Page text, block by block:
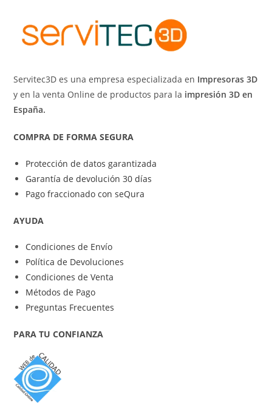
Servitec3D es una empresa especializada en Impresoras 3D
y en la venta Online de productos para la impresión 3D en
España.
COMPRA DE FORMA SEGURA
Protección de datos garantizada
Garantía de devolución 30 días
Pago fraccionado con seQura
AYUDA
Condiciones de Envío
Política de Devoluciones
Condiciones de Venta
Métodos de Pago
Preguntas Frecuentes
PARA TU CONFIANZA